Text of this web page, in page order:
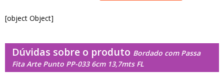
[object Object]
Dúvidas sobre o produto Bordado com Passa
Fita Arte Punto PP-033 6cm 13,7mts FL